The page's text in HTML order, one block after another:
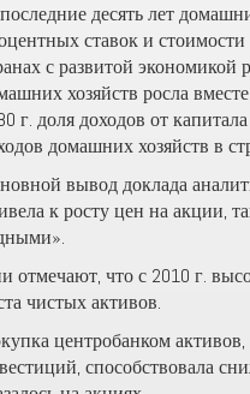
десять лет
ставок и
с развитой
хозяйств росла
г. доля доходов от
домашних хозяйств в
вывод доклада
к росту цен на акции,
отмечают, что с 2010 г.
чистых активов.
центробанком
способствовала